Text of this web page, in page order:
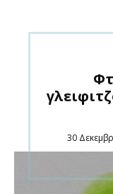
Posted
30